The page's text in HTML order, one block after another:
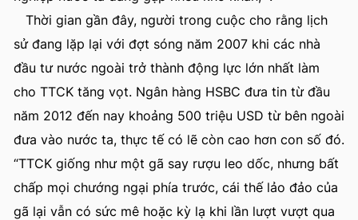
Thời gian gần đây, người trong cuộc cho rằng lịch
sử đang lặp lại với đợt sóng năm 2007 khi các nhà
đầu tư nước ngoài trở thành động lực lớn nhất làm
cho TTCK tăng vọt. Ngân hàng HSBC đưa tin từ đầu
năm 2012 đến nay khoảng 500 triệu USD từ bên ngoài
đưa vào nước ta, thực tế có lẽ còn cao hơn con số đó.
“TTCK giống như một gã say rượu leo dốc, nhưng bất
chấp mọi chướng ngại phía trước, cái thế lảo đảo của
gã lại vẫn có sức mê hoặc kỳ lạ khi lần lượt vượt qua